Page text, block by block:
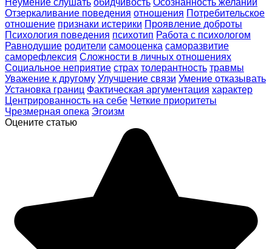
Неумение слушать обидчивость Осознанность желаний
Отзеркаливание поведения отношения Потребительское
отношение признаки истерики Проявление доброты
Психология поведения психотип Работа с психологом
Равнодушие родители самооценка саморазвитие
саморефлексия Сложности в личных отношениях
Социальное неприятие страх толерантность травмы
Уважение к другому Улучшение связи Умение отказывать
Установка границ Фактическая аргументация характер
Центрированность на себе Четкие приоритеты
Чрезмерная опека Эгоизм
Оцените статью